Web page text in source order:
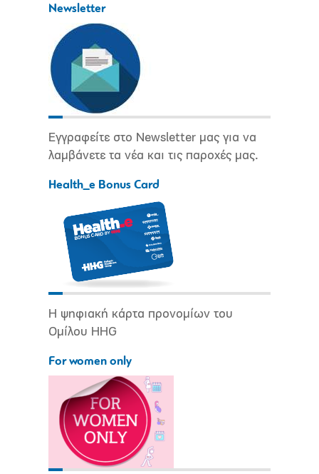
Newsletter
Εγγραφείτε στο Newsletter μας για να
λαμβάνετε τα νέα και τις παροχές μας.
Health_e Bonus Card
Η ψηφιακή κάρτα προνομίων του
Ομίλου HHG
For women only